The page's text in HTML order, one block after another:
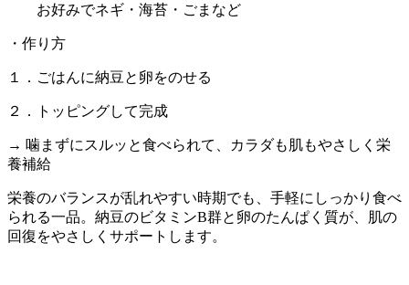
お好みでネギ・海苔・ごまなど
・作り方
１．ごはんに納豆と卵をのせる
２．トッピングして完成
→ 噛まずにスルッと食べられて、カラダも肌もやさしく栄
養補給
栄養のバランスが乱れやすい時期でも、手軽にしっかり食べ
られる一品。納豆のビタミンB群と卵のたんぱく質が、肌の
回復をやさしくサポートします。